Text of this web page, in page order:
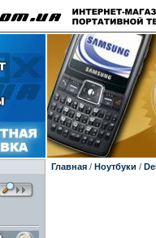
Главная/ Ноутбуки /